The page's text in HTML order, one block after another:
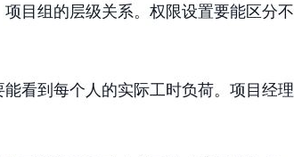
目组的层级关系。权限设置要能区分不
看到每个人的实际工时负荷。项目经理